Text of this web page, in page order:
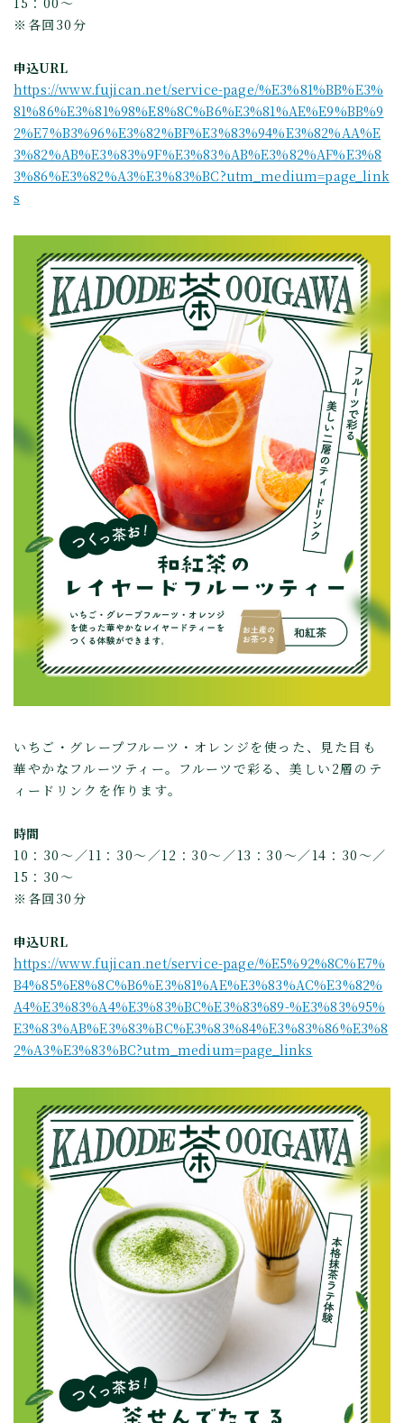
※各回30分
申込URL
https://www.fujican.net/service-page/%E3%81%BB%E3%
81%86%E3%81%98%E8%8C%B6%E3%81%AE%E9%BB%9
2%E7%B3%96%E3%82%BF%E3%83%94%E3%82%AA%E
3%82%AB%E3%83%9F%E3%83%AB%E3%82%AF%E3%8
3%86%E3%82%A3%E3%83%BC?utm_medium=page_link
s
いちご・グレープフルーツ・オレンジを使った、見た目も
華やかなフルーツティー。フルーツで彩る、美しい2層のテ
ィードリンクを作ります。
時間
10：30～／11：30～／12：30～／13：30～／14：30～／
15：30～
※各回30分
申込URL
https://www.fujican.net/service-page/%E5%92%8C%E7%
B4%85%E8%8C%B6%E3%81%AE%E3%83%AC%E3%82%
A4%E3%83%A4%E3%83%BC%E3%83%89-%E3%83%95%
E3%83%AB%E3%83%BC%E3%83%84%E3%83%86%E3%8
2%A3%E3%83%BC?utm_medium=page_links